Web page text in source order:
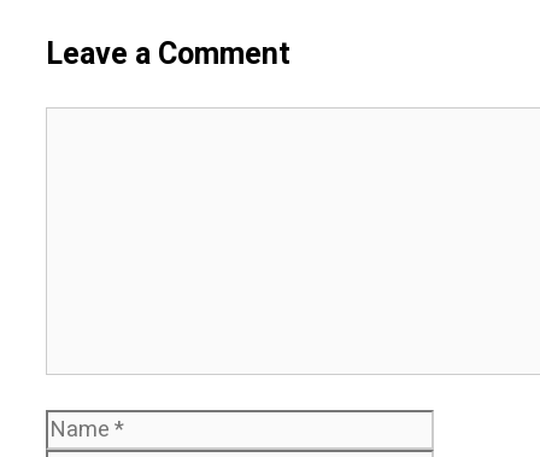
Leave a Comment
Name